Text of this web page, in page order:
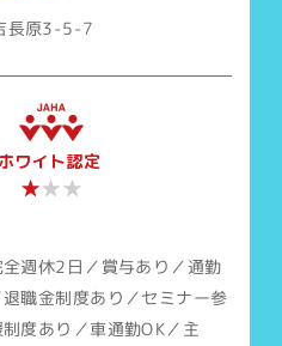
長原3-5-7
ホワイト認定
★★★
週休2日／賞与あり／通勤
職金制度あり／セミナー参
度あり／車通勤OK／主